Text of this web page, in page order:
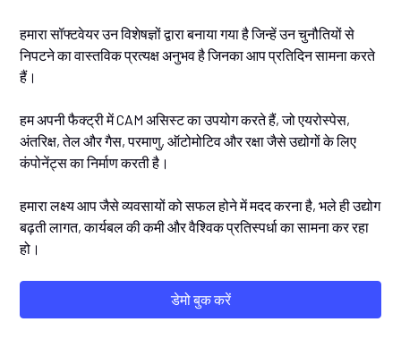
हमारा सॉफ्टवेयर उन विशेषज्ञों द्वारा बनाया गया है जिन्हें उन चुनौतियों से
निपटने का वास्तविक प्रत्यक्ष अनुभव है जिनका आप प्रतिदिन सामना करते
हैं।
हम अपनी फैक्ट्री में CAM असिस्ट का उपयोग करते हैं, जो एयरोस्पेस,
अंतरिक्ष, तेल और गैस, परमाणु, ऑटोमोटिव और रक्षा जैसे उद्योगों के लिए
कंपोनेंट्स का निर्माण करती है।
हमारा लक्ष्य आप जैसे व्यवसायों को सफल होने में मदद करना है, भले ही उद्योग
बढ़ती लागत, कार्यबल की कमी और वैश्विक प्रतिस्पर्धा का सामना कर रहा
हो।
डेमो बुक करें